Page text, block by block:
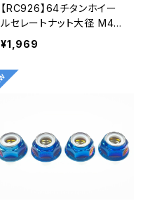
【RC926】64チタンホイー
ルセレートナット大径 M4用
(4個入り） KN-LN03
¥1,969